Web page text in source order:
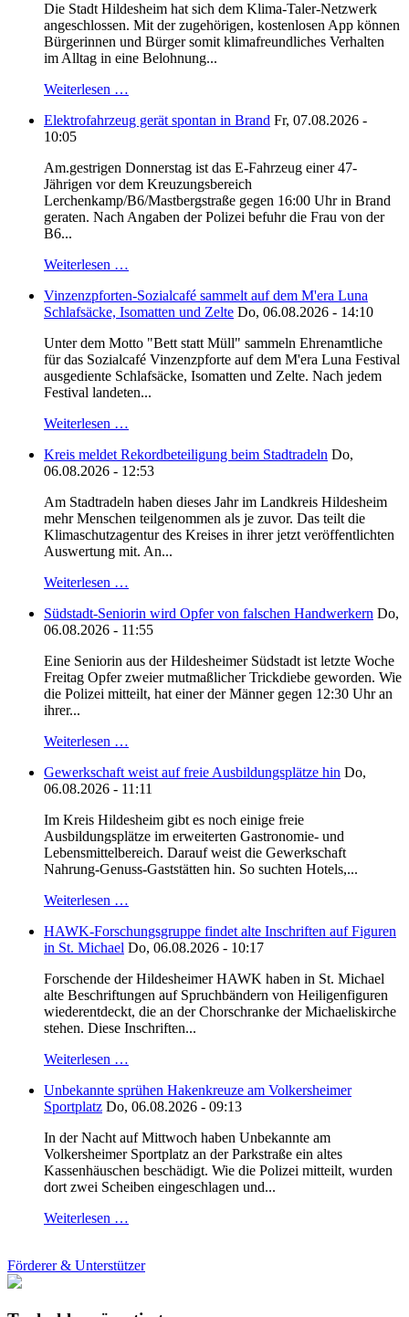
Die Stadt Hildesheim hat sich dem Klima-Taler-Netzwerk
angeschlossen. Mit der zugehörigen, kostenlosen App können
Bürgerinnen und Bürger somit klimafreundliches Verhalten
im Alltag in eine Belohnung...
Weiterlesen …
Elektrofahrzeug gerät spontan in Brand Fr, 07.08.2026 -
10:05
Am.gestrigen Donnerstag ist das E-Fahrzeug einer 47-
Jährigen vor dem Kreuzungsbereich
Lerchenkamp/B6/Mastbergstraße gegen 16:00 Uhr in Brand
geraten. Nach Angaben der Polizei befuhr die Frau von der
B6...
Weiterlesen …
Vinzenzpforten-Sozialcafé sammelt auf dem M'era Luna
Schlafsäcke, Isomatten und Zelte Do, 06.08.2026 - 14:10
Unter dem Motto "Bett statt Müll" sammeln Ehrenamtliche
für das Sozialcafé Vinzenzpforte auf dem M'era Luna Festival
ausgediente Schlafsäcke, Isomatten und Zelte. Nach jedem
Festival landeten...
Weiterlesen …
Kreis meldet Rekordbeteiligung beim Stadtradeln Do,
06.08.2026 - 12:53
Am Stadtradeln haben dieses Jahr im Landkreis Hildesheim
mehr Menschen teilgenommen als je zuvor. Das teilt die
Klimaschutzagentur des Kreises in ihrer jetzt veröffentlichten
Auswertung mit. An...
Weiterlesen …
Südstadt-Seniorin wird Opfer von falschen Handwerkern Do,
06.08.2026 - 11:55
Eine Seniorin aus der Hildesheimer Südstadt ist letzte Woche
Freitag Opfer zweier mutmaßlicher Trickdiebe geworden. Wie
die Polizei mitteilt, hat einer der Männer gegen 12:30 Uhr an
ihrer...
Weiterlesen …
Gewerkschaft weist auf freie Ausbildungsplätze hin Do,
06.08.2026 - 11:11
Im Kreis Hildesheim gibt es noch einige freie
Ausbildungsplätze im erweiterten Gastronomie- und
Lebensmittelbereich. Darauf weist die Gewerkschaft
Nahrung-Genuss-Gaststätten hin. So suchten Hotels,...
Weiterlesen …
HAWK-Forschungsgruppe findet alte Inschriften auf Figuren
in St. Michael Do, 06.08.2026 - 10:17
Forschende der Hildesheimer HAWK haben in St. Michael
alte Beschriftungen auf Spruchbändern von Heiligenfiguren
wiederentdeckt, die an der Chorschranke der Michaeliskirche
stehen. Diese Inschriften...
Weiterlesen …
Unbekannte sprühen Hakenkreuze am Volkersheimer
Sportplatz Do, 06.08.2026 - 09:13
In der Nacht auf Mittwoch haben Unbekannte am
Volkersheimer Sportplatz an der Parkstraße ein altes
Kassenhäuschen beschädigt. Wie die Polizei mitteilt, wurden
dort zwei Scheiben eingeschlagen und...
Weiterlesen …
Förderer & Unterstützer